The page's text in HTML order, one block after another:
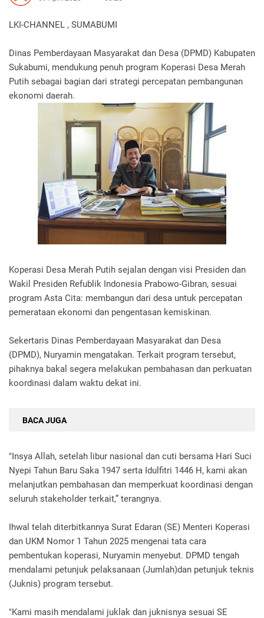
LKI-CHANNEL , SUMABUMI
Dinas Pemberdayaan Masyarakat dan Desa (DPMD) Kabupaten
Sukabumi, mendukung penuh program Koperasi Desa Merah
Putih sebagai bagian dari strategi percepatan pembangunan
ekonomi daerah.
Koperasi Desa Merah Putih sejalan dengan visi Presiden dan
Wakil Presiden Refublik Indonesia Prabowo-Gibran, sesuai
program Asta Cita: membangun dari desa untuk percepatan
pemerataan ekonomi dan pengentasan kemiskinan.
Sekertaris Dinas Pemberdayaan Masyarakat dan Desa
(DPMD), Nuryamin mengatakan. Terkait program tersebut,
pihaknya bakal segera melakukan pembahasan dan perkuatan
koordinasi dalam waktu dekat ini.
BACA JUGA
"Insya Allah, setelah libur nasional dan cuti bersama Hari Suci
Nyepi Tahun Baru Saka 1947 serta Idulfitri 1446 H, kami akan
melanjutkan pembahasan dan memperkuat koordinasi dengan
seluruh stakeholder terkait,” terangnya.
Ihwal telah diterbitkannya Surat Edaran (SE) Menteri Koperasi
dan UKM Nomor 1 Tahun 2025 mengenai tata cara
pembentukan koperasi, Nuryamin menyebut. DPMD tengah
mendalami petunjuk pelaksanaan (Jumlah)dan petunjuk teknis
(Juknis) program tersebut.
"Kami masih mendalami juklak dan juknisnya sesuai SE